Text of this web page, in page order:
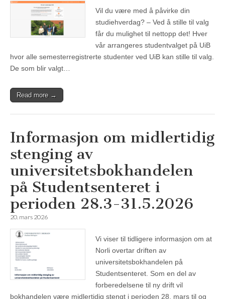
Vil du være med å påvirke din
studiehverdag? – Ved å stille til valg
får du mulighet til nettopp det! Hver
vår arrangeres studentvalget på UiB
hvor alle semesterregistrerte studenter ved UiB kan stille til valg.
De som blir valgt…
Read more →
Informasjon om midlertidig
stenging av
universitetsbokhandelen
på Studentsenteret i
perioden 28.3-31.5.2026
20. mars 2026
Vi viser til tidligere informasjon om at
Norli overtar driften av
universitetsbokhandelen på
Studentsenteret. Som en del av
forberedelsene til ny drift vil
bokhandelen være midlertidig stengt i perioden 28. mars til og